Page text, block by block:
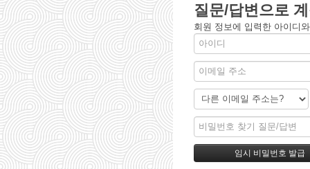
질문/답변으로
회원 정보에 입력한 아이디